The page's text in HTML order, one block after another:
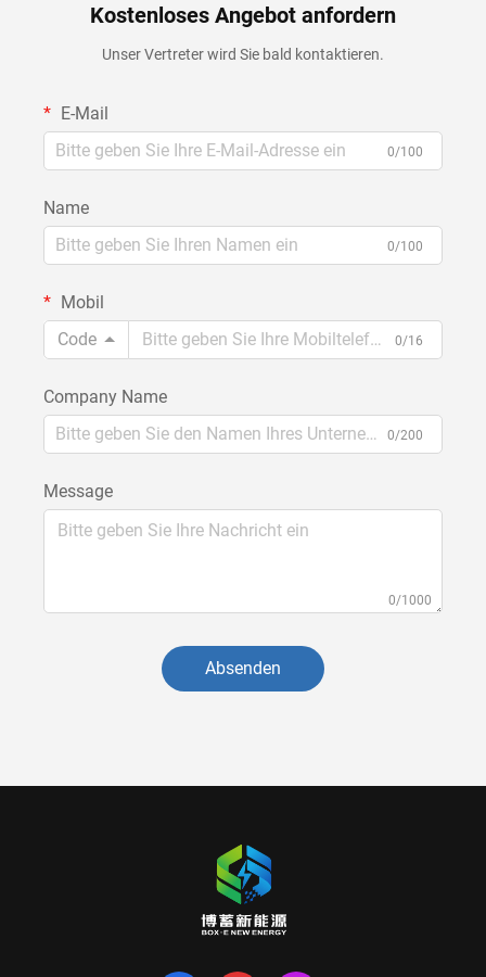
Kostenloses Angebot anfordern
Unser Vertreter wird Sie bald kontaktieren.
E-Mail
0/100
Name
0/100
Mobil
Code
0/16
Company Name
0/200
Message
0/1000
Absenden